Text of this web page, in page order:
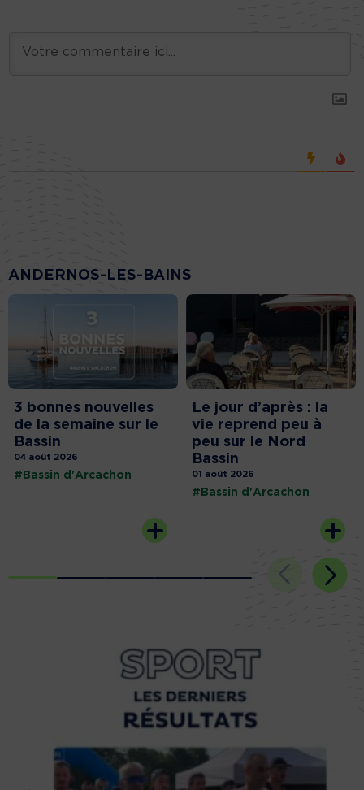
ANDERNOS-LES-BAINS
3 bonnes nouvelles
de la semaine sur le
Bassin
04 août 2026
#Bassin d'Arcachon
Le jour d’après : la
vie reprend peu à
peu sur le Nord
Bassin
01 août 2026
#Bassin d'Arcachon